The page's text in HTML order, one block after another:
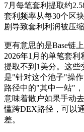
7月每笔套利提取约
套利频率从每30个区
剧导致套利利润被压
更有意思的是Base链
2026年1月的单笔套利
提取不到1美分。这些
是"针对这个池子"操
路径中的"其中一站"
意味着散户如果手动
懂跨DEX路径，可以
差。